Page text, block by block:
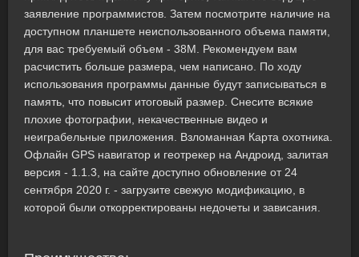
заявление программистов. Затем посмотрите наличие на
доступном планшете неиспользованного объема памяти,
для вас требуемый объем - 38M. Рекомендуем вам
расчистить больше размера, чем написано. По ходу
использования программы данные будут записываться в
память, что повысит итоговый размер. Снесите всякие
плохие фотографии, некачественные видео и
неиграбельные приложения. Взломанная Карта охотника.
Офлайн GPS навигатор и геотрекер на Андроид, залитая
версия - 1.1.3, на сайте доступно обновление от 24
сентября 2020 г. - загрузите свежую модификацию, в
которой были откорректированы недочеты и зависания.